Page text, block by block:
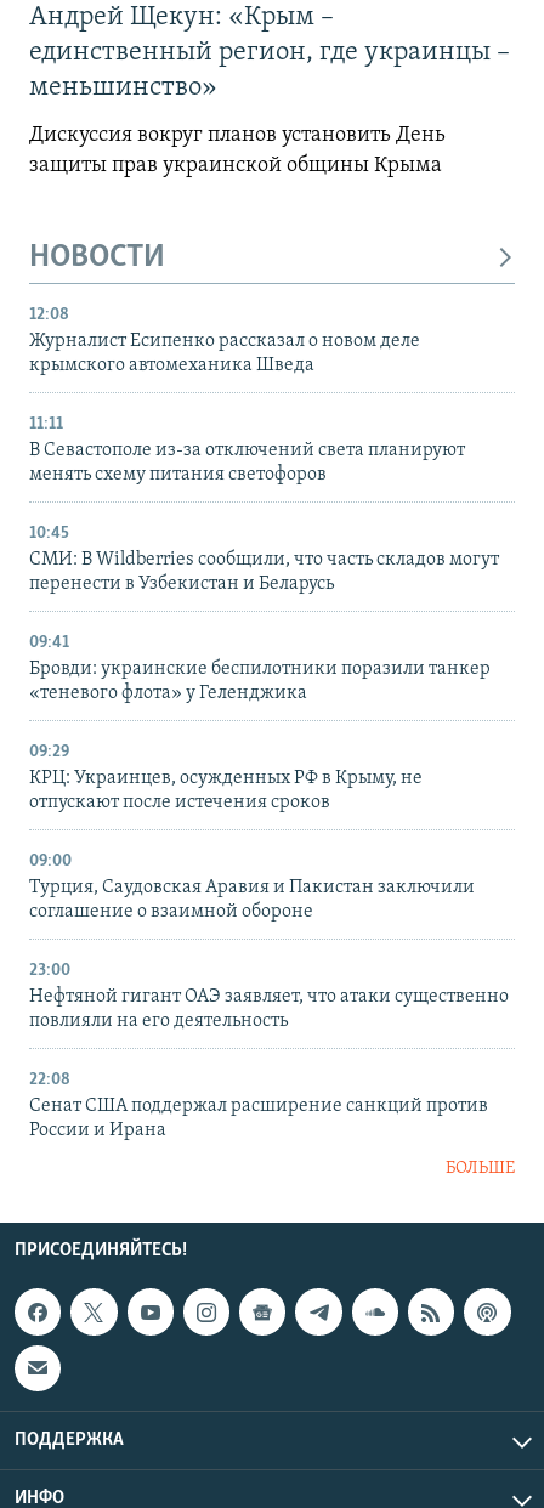
Андрей Щекун: «Крым –
единственный регион, где украинцы –
меньшинство»
Дискуссия вокруг планов установить День
защиты прав украинской общины Крыма
НОВОСТИ
12:08
Журналист Есипенко рассказал о новом деле
крымского автомеханика Шведа
11:11
В Севастополе из-за отключений света планируют
менять схему питания светофоров
10:45
СМИ: В Wildberries сообщили, что часть складов могут
перенести в Узбекистан и Беларусь
09:41
Бровди: украинские беспилотники поразили танкер
«теневого флота» у Геленджика
09:29
КРЦ: Украинцев, осужденных РФ в Крыму, не
отпускают после истечения сроков
09:00
Турция, Саудовская Аравия и Пакистан заключили
соглашение о взаимной обороне
23:00
Нефтяной гигант ОАЭ заявляет, что атаки существенно
повлияли на его деятельность
22:08
Сенат США поддержал расширение санкций против
России и Ирана
БОЛЬШЕ
ПРИСОЕДИНЯЙТЕСЬ!
ПОДДЕРЖКА
ИНФО